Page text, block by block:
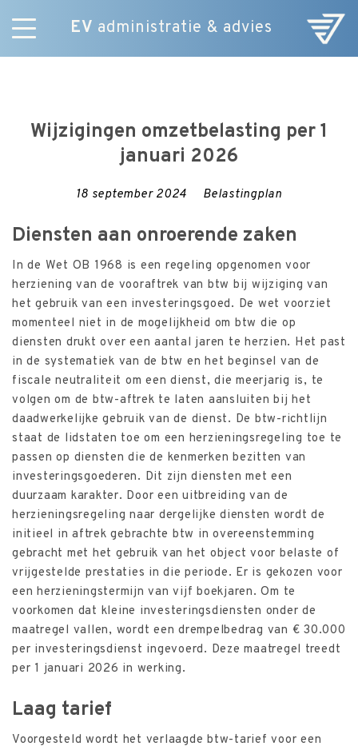
EV administratie & advies
Skip
Nieuws
Wijzigingen omzetbelasting per 1
januari 2026
18 september 2024 Belastingplan
Diensten aan onroerende zaken
In de Wet OB 1968 is een regeling opgenomen voor
herziening van de vooraftrek van btw bij wijziging van
het gebruik van een investeringsgoed. De wet voorziet
momenteel niet in de mogelijkheid om btw die op
diensten drukt over een aantal jaren te herzien. Het past
in de systematiek van de btw en het beginsel van de
fiscale neutraliteit om een dienst, die meerjarig is, te
volgen om de btw-aftrek te laten aansluiten bij het
daadwerkelijke gebruik van de dienst. De btw-richtlijn
staat de lidstaten toe om een herzieningsregeling toe te
passen op diensten die de kenmerken bezitten van
investeringsgoederen. Dit zijn diensten met een
duurzaam karakter. Door een uitbreiding van de
herzieningsregeling naar dergelijke diensten wordt de
initieel in aftrek gebrachte btw in overeenstemming
gebracht met het gebruik van het object voor belaste of
vrijgestelde prestaties in die periode. Er is gekozen voor
een herzieningstermijn van vijf boekjaren. Om te
voorkomen dat kleine investeringsdiensten onder de
maatregel vallen, wordt een drempelbedrag van € 30.000
per investeringsdienst ingevoerd. Deze maatregel treedt
per 1 januari 2026 in werking.
Laag tarief
Voorgesteld wordt het verlaagde btw-tarief voor een